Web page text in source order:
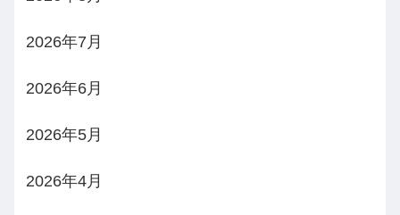
2026年7月
2026年6月
2026年5月
2026年4月